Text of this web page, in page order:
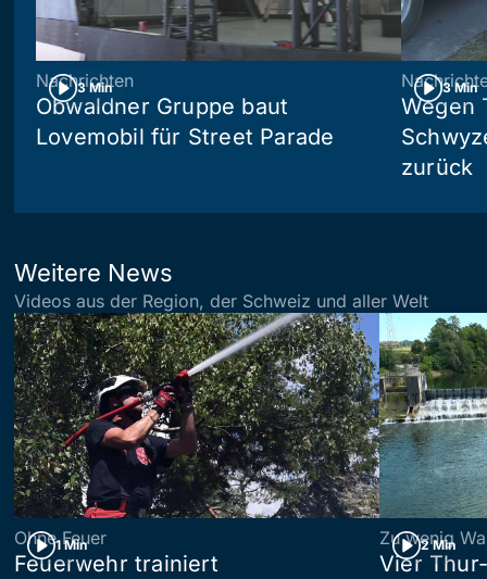
3 Min
Nachrichten
Obwaldner Gruppe baut
Lovemobil für Street Parade
3 Min
Wegen
zurück
Weitere News
Videos aus der Region, der Schweiz und aller Welt
1 Min
Ohne Feuer
Feuerwehr trainiert
2 Min
Zu wenig
Vier